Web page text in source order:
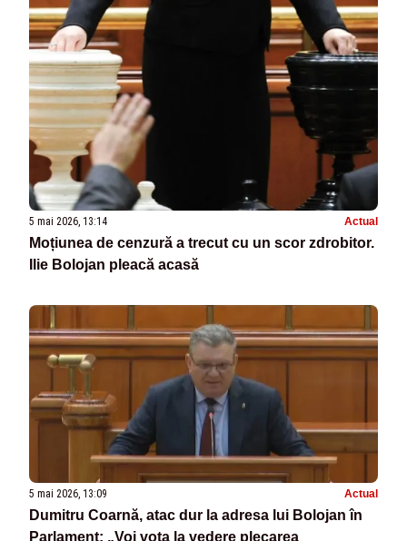
5 mai 2026, 13:14 Actual
Moțiunea de cenzură a trecut cu un scor zdrobitor.
Ilie Bolojan pleacă acasă
5 mai 2026, 13:09 Actual
Dumitru Coarnă, atac dur la adresa lui Bolojan în
Parlament: „Voi vota la vedere plecarea